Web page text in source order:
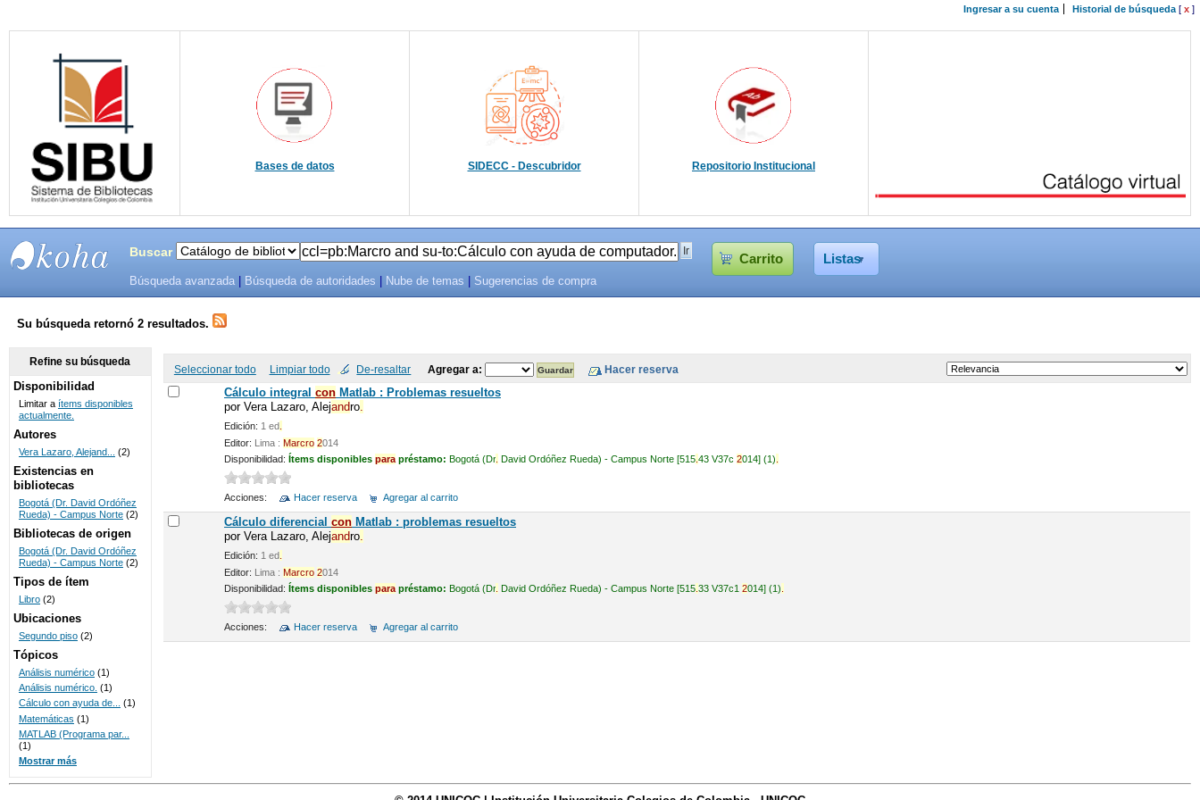
Ingresar a su cuenta Historial de búsqueda[ x ]
Bases de datos SIDECC - Descubridor Repositorio Institucional
SISTEMAS
DE
BIBLIOTECAS
UNICOC
Buscar Carrito Listas
Búsqueda avanzada Búsqueda de autoridades Nube de temas Sugerencias de compra
Su búsqueda retornó 2 resultados.
Seleccionar todo Limpiar todo De-resaltar Agregar a:
Cálculo integral conMatlab : Problemas resueltos
por Vera Lazaro, Alejandro.
Edición: 1 ed
Editor: Lima : Marcro 2014
Disponibilidad: Ítems disponibles parapréstamo: Bogotá (Dr. David Ordóñez Rueda) - Campus Norte [515. 43 V37c 2014] (1)
Acciones: Hacer reserva Agregar al carrito
Cálculo diferencial conMatlab : problemas resueltos
por Vera Lazaro, Alejandro.
Edición: 1 ed
Editor: Lima : Marcro 2014
Disponibilidad: Ítems disponibles parapréstamo: Bogotá (Dr. David Ordóñez Rueda) - Campus Norte [515. 33 V37c1 2014] (1)
Acciones: Hacer reserva Agregar al carrito
Refine su búsqueda
Disponibilidad
Limitar a ítems disponibles
actualmente.
Autores
Vera Lazaro, Alejand... (2)
Existencias en
bibliotecas
Bogotá (Dr. David Ordóñez
Rueda) - Campus Norte (2)
Bibliotecas de origen
Bogotá (Dr. David Ordóñez
Rueda) - Campus Norte (2)
Tipos de ítem
Libro (2)
Ubicaciones
Segundo piso (2)
Tópicos
Análisis numérico (1)
Análisis numérico. (1)
Cálculo con ayuda de... (1)
Matemáticas (1)
MATLAB (Programa par...
(1)
Mostrar más